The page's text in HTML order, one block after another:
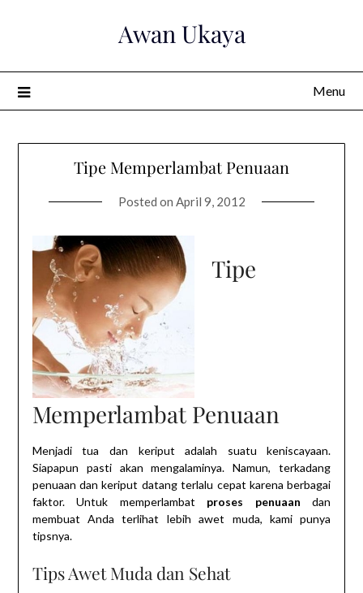
Awan Ukaya
Menu
Tipe Memperlambat Penuaan
Posted on April 9, 2012
Tipe
Memperlambat Penuaan
Menjadi tua dan keriput adalah suatu keniscayaan.
Siapapun pasti akan mengalaminya. Namun, terkadang
penuaan dan keriput datang terlalu cepat karena berbagai
faktor. Untuk memperlambat proses penuaan dan
membuat Anda terlihat lebih awet muda, kami punya
tipsnya.
Tips Awet Muda dan Sehat